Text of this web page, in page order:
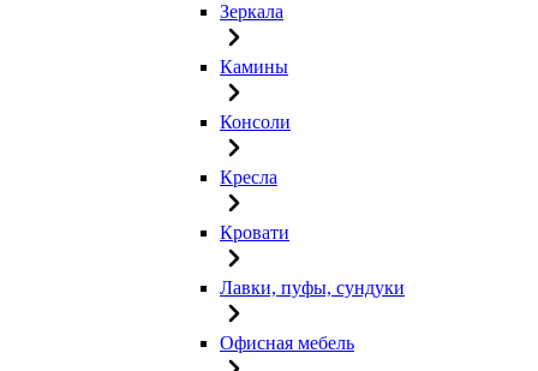
Зеркала
Камины
Консоли
Кресла
Кровати
Лавки, пуфы, сундуки
Офисная мебель